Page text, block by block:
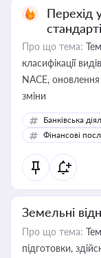
Перехід
Про що тема:
класифікації
NACE,
зміни
Банківська
Фінансові
Земельні
Про що тема:
підготовки,